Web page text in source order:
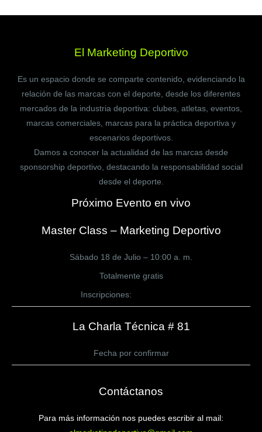
El Marketing Deportivo
Es un espacio donde se comparte contenido, evidenciando la
relación de las marcas con el deporte, desde los diferentes
mercados de la industria deportiva: clubes, atletas, eventos,
marcas comerciales, marcas para la práctica deportiva y
escenarios deportivos.
Damos a conocer la actualidad de las marcas desde
sponsorship deportivo, destacando la responsabilidad social
desde el deporte.
Próximo Evento en vivo
Master Class – Marketing Deportivo
Sábado 18 de Julio – 10:00 a. m.
Totalmente gratis
Inscripciones:
La Charla Técnica # 81
Fecha por confirmar
Contáctanos
Para más información nos puedes escribir al mail: